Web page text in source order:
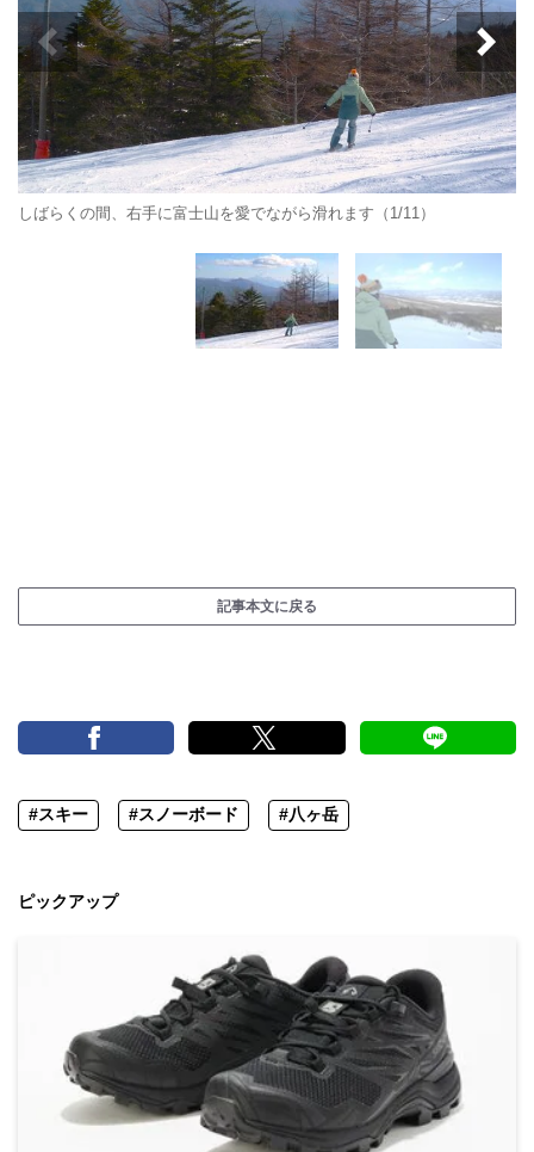
しばらくの間、右手に富士山を愛でながら滑れます（1/11）
記事本文に戻る
#スキー #スノーボード #八ヶ岳
ピックアップ